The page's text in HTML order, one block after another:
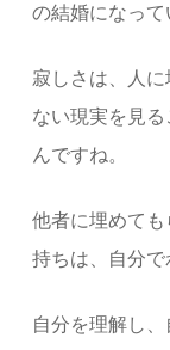
の結婚になって
寂しさは、人
ない現実を見
んですね。
他者に埋めて
持ちは、自分で
自分を理解し